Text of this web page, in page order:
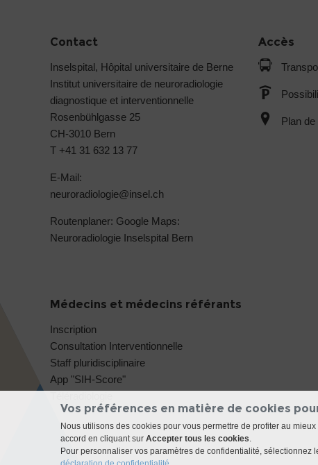
Contact
Inselspital, Hôpital universitaire de Berne
Institut universitaire de neuroradiologie
diagnostique et interventionnelle
Rosenbühlgasse 25
CH-3010 Bern
T +41 31 632 13 77
E-Mail:
neuroradiologie@insel.ch
Routenplaner: Google Maps:
Neuroradiologie Inselspital Bern
Accès
Plan de
Médecins et médecins référants
Inscription
Consultation Interventionnelle
Staff pluridisciplinaire
App "SIH-Score"
Vos préférences en matière de cookies
Nous utilisons des cookies pour vous permettre de profiter au
accord en cliquant sur Accepter tous les cookies.
Pour personnaliser vos paramètres de confidentialité,